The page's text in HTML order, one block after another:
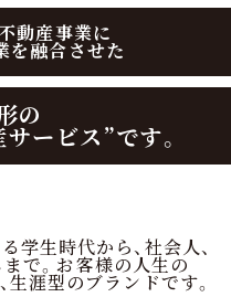
動産事業に
を融合させた
の
ービス”です。
学生時代から、社会人、
で。お客様の人生の
生涯型のブランドです。